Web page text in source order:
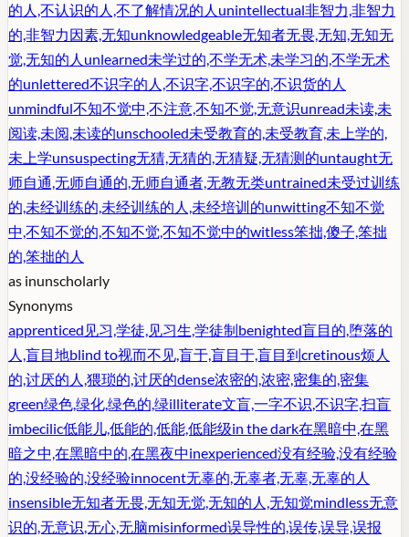
的人,不认识的人,不了解情况的人 unintellectual非智力,非智力
的,非智力因素,无知unknowledgeable无知者无畏,无知,无知无
觉,无知的人 unlearned未学过的,不学无术,未学习的,不学无术
的unlettered不识字的人,不识字,不识字的,不识货的人
unmindful不知不觉中,不注意,不知不觉,无意识unread未读,未
阅读,未阅,未读的unschooled未受教育的,未受教育,未上学的,
未上学unsuspecting无猜,无猜的,无猜疑,无猜测的untaught无
师自通,无师自通的,无师自通者,无教无类untrained未受过训练
的,未经训练的,未经训练的人,未经培训的unwitting不知不觉
中,不知不觉的,不知不觉,不知不觉中的witless笨拙,傻子,笨拙
的,笨拙的人
as inunscholarly
Synonyms
apprenticed 见习,学徒,见习生,学徒制benighted盲目的,堕落的
人,盲目地blind to视而不见,盲于,盲目于,盲目到cretinous烦人
的,讨厌的人,猥琐的,讨厌的dense浓密的,浓密,密集的,密集
green绿色,绿化,绿色的,绿illiterate文盲,一字不识,不识字,扫盲
imbecilic低能儿,低能的,低能,低能级in the dark在黑暗中,在黑
暗之中,在黑暗中的,在黑夜中inexperienced没有经验,没有经验
的,没经验的,没经验innocent无辜的,无辜者,无辜,无辜的人
insensible无知者无畏,无知无觉,无知的人,无知觉mindless无意
识的,无意识,无心,无脑misinformed误导性的,误传,误导,误报